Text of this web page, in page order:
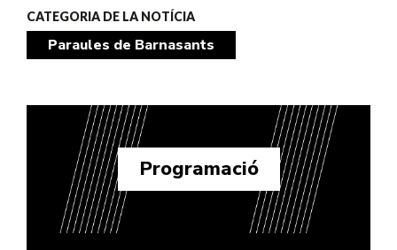
CATEGORIA DE LA NOTÍCIA
Paraules de Barnasants
Programació